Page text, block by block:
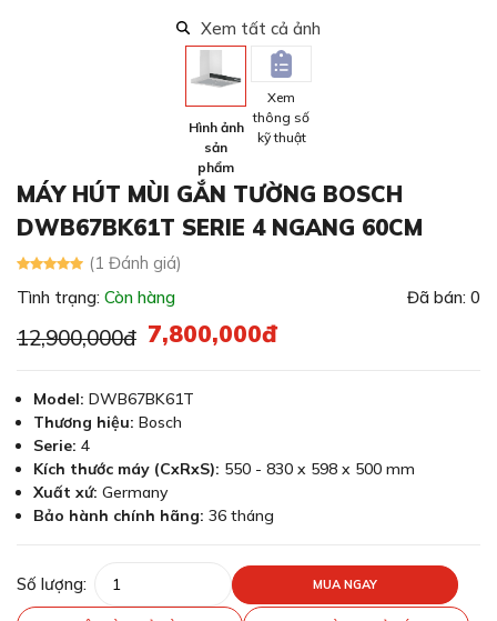
Xem tất cả ảnh
Hình ảnh
sản
phẩm
Xem
thông số
kỹ thuật
MÁY HÚT MÙI GẮN TƯỜNG BOSCH
DWB67BK61T SERIE 4 NGANG 60CM
(1 Đánh giá)
Tình trạng: Còn hàng Đã bán: 0
12,900,000đ 7,800,000đ
Model: DWB67BK61T
Thương hiệu: Bosch
Serie: 4
Kích thước máy (CxRxS): 550 - 830 x 598 x 500 mm
Xuất xứ: Germany
Bảo hành chính hãng: 36 tháng
Số lượng: MUA NGAY